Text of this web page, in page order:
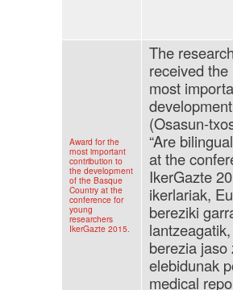
Award for the
most important
contribution to
the development
of the Basque
Country at the
conference for
young
researchers
IkerGazte 2015.
The
received
most
(Osasun-
“Are
at the
IkerGazte
ikerlariak,
bereziki
berezia
elebidunak
medical